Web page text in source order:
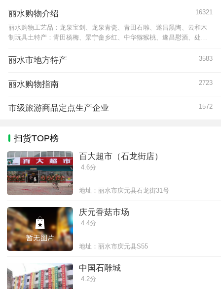
丽水购物介绍 16321
丽水购物工艺品：龙泉宝剑、龙泉青瓷、青田石雕、遂昌黑陶、云和木
制玩具土特产：青田杨梅、景宁畲乡红、中华猕猴桃、遂昌慰酒、处州
丽水市地方特产 3583
丽水购物指南 2723
市级旅游商品定点生产企业 1572
扫货TOP榜
百大超市（石龙街店）
4.6分
地址：丽水市庆元县石龙街31号
庆元香菇市场
4.4分
地址：丽水市庆元县S55
中国石雕城
4.2分